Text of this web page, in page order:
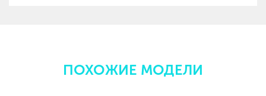
ПОХОЖИЕ МОДЕЛИ